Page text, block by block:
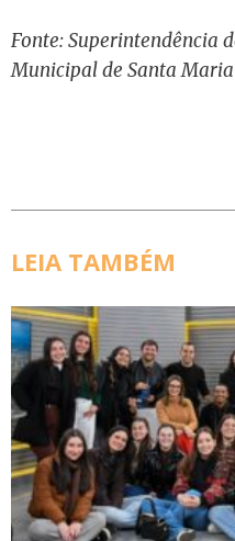
Fonte: Superintendência
Municipal de Santa Maria
LEIA TAMBÉM